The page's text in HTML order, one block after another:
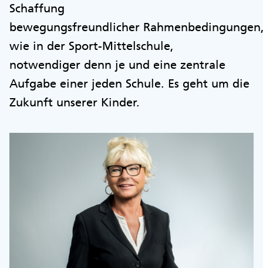
Schaffung
bewegungsfreundlicher
wie in der Sport-Mittelschule,
notwendiger denn je und eine zentrale
Aufgabe einer jeden Schule. Es geht um die
Zukunft unserer Kinder.